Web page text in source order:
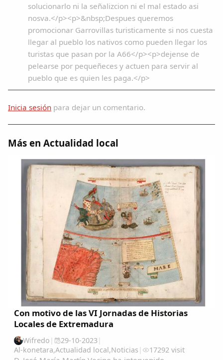
solucionarlo ni la señalizcion ni el mal estado asi
nosva.</p><p>&nbsp;Despues queremos
promocionar Garrovillas turisticamente si nos cuesta
llegar al pueblo los nativos como pueden llegar los
turistas que pasan por la A66</p><p>dejense de
pelearse por pequeñeces y actuen para servir al
pueblo que es quien les paga.</p>
Inicia sesión para dejar un comentario.
Más en Actualidad local
Con motivo de las VI Jornadas de Historias
Locales de Extremadura
Wifredo | 29-10-2023|
Al-konetara,Actualidad local,Noticias | 17292 visit